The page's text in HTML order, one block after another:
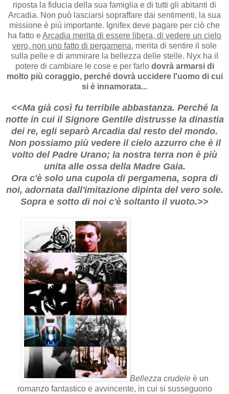
riposta la fiducia della sua famiglia e di tutti gli abitanti di
Arcadia. Non può lasciarsi sopraffare dai sentimenti, la sua
missione è più importante. Ignifex deve pagare per ciò che
ha fatto eArcadia merita di essere libera, di vedere un cielo
vero, non uno fatto di pergamena, merita di sentire il sole
sulla pelle e di ammirare la bellezza delle stelle. Nyx ha il
potere di cambiare le cose e per farlo dovrà armarsi di
molto più coraggio, perché dovrà uccidere l'uomo di cui
si è innamorata...
<<Ma già così fu terribile abbastanza. Perché la
notte in cui il Signore Gentile distrusse la dinastia
dei re, egli separò Arcadia dal resto del mondo.
Non possiamo più vedere il cielo azzurro che è il
volto del Padre Urano; la nostra terra non è più
unita alle ossa della Madre Gaia.
Ora c'è solo una cupola di pergamena, sopra di
noi, adornata dall'imitazione dipinta del vero sole.
Sopra e sotto di noi c'è soltanto il vuoto.>>
Bellezza crudeleè un
romanzo fantastico e avvincente, in cui si susseguono